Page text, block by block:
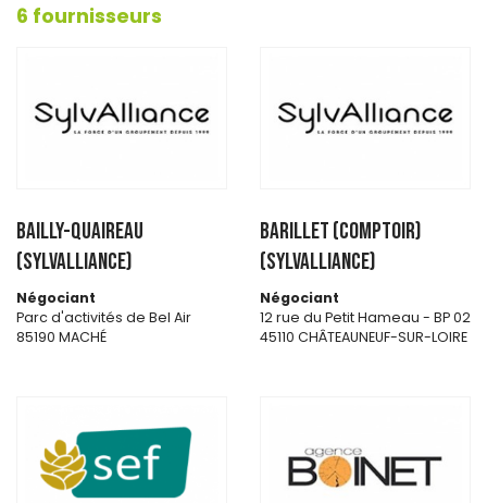
6 fournisseurs
BAILLY-QUAIREAU
(SYLVALLIANCE)
Négociant
Parc d'activités de Bel Air
85190 MACHÉ
BARILLET (Comptoir)
(SYLVALLIANCE)
Négociant
12 rue du Petit Hameau - BP 02
45110 CHÂTEAUNEUF-SUR-LOIRE